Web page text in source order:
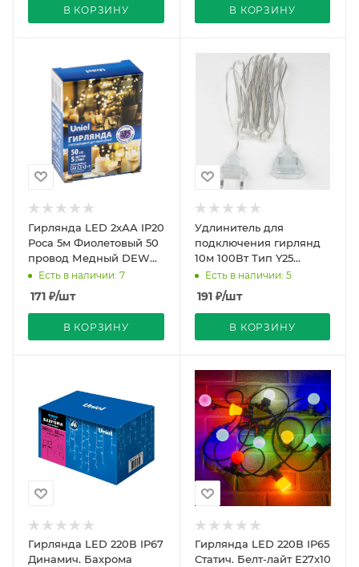
В КОРЗИНУ В КОРЗИНУ
Гирлянда LED 2хАА IP20
Роса 5м Фиолетовый 50
провод Медный DEW
Uniel
Есть в наличии: 7
171 ₽/шт
В КОРЗИНУ
Удлинитель для
подключения гирлянд
10м 100Вт Тип Y25
Прозрачный Uniel
Есть в наличии: 5
191₽/шт
В КОРЗИНУ
Гирлянда LED 220В IP67
Динамич. Бахрома
Гирлянда LED 220В IP65
Статич. Белт-лайт Е27х10